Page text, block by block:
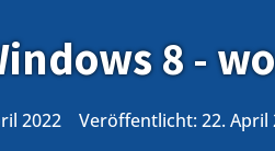
8 -
2022 Veröffentlicht:22. April